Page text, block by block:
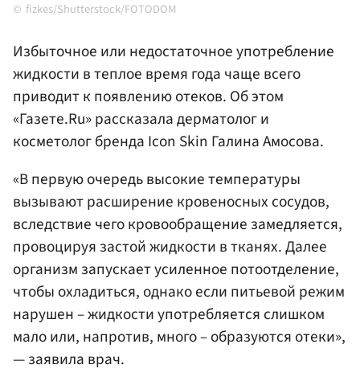
fizkes/Shutterstock/FOTODOM
Избыточное или недостаточное употребление
жидкости в теплое время года чаще всего
приводит к появлению отеков. Об этом
«Газете.Ru» рассказала дерматолог и
косметолог бренда Icon Skin Галина Амосова.
«В первую очередь высокие температуры
вызывают расширение кровеносных сосудов,
вследствие чего кровообращение замедляется,
провоцируя застой жидкости в тканях. Далее
организм запускает усиленное потоотделение,
чтобы охладиться, однако если питьевой режим
нарушен – жидкости употребляется слишком
мало или, напротив, много – образуются отеки»,
— заявила врач.